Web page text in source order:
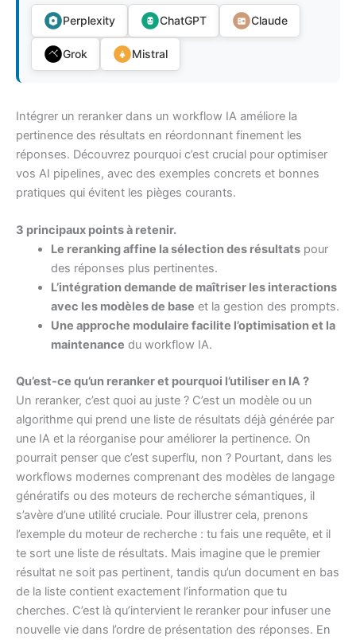
Perplexity ChatGPT Claude
Grok Mistral
Intégrer un reranker dans un workflow IA améliore la
pertinence des résultats en réordonnant finement les
réponses. Découvrez pourquoi c’est crucial pour optimiser
vos AI pipelines, avec des exemples concrets et bonnes
pratiques qui évitent les pièges courants.
3 principaux points à retenir.
Le reranking affine la sélection des résultatspour
des réponses plus pertinentes.
L’intégration demande de maîtriser les interactions
avec les modèles de base et la gestion des prompts.
Une approche modulaire facilite l’optimisation et la
maintenance du workflow IA.
Qu’est-ce qu’un reranker et pourquoi l’utiliser en IA ?
Un reranker, c’est quoi au juste ? C’est un modèle ou un
algorithme qui prend une liste de résultats déjà générée par
une IA et la réorganise pour améliorer la pertinence. On
pourrait penser que c’est superflu, non ? Pourtant, dans les
workflows modernes comprenant des modèles de langage
génératifs ou des moteurs de recherche sémantiques, il
s’avère d’une utilité cruciale. Pour illustrer cela, prenons
l’exemple du moteur de recherche : tu fais une requête, et il
te sort une liste de résultats. Mais imagine que le premier
résultat ne soit pas pertinent, tandis qu’un document en bas
de la liste contient exactement l’information que tu
cherches. C’est là qu’intervient le reranker pour infuser une
nouvelle vie dans l’ordre de présentation des réponses. En